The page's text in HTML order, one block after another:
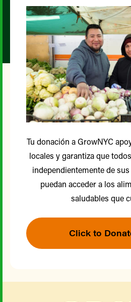
Tu donación a GrowNYC
locales y garantiza que
independientemente de
puedan acceder a los
saludables que
Click to